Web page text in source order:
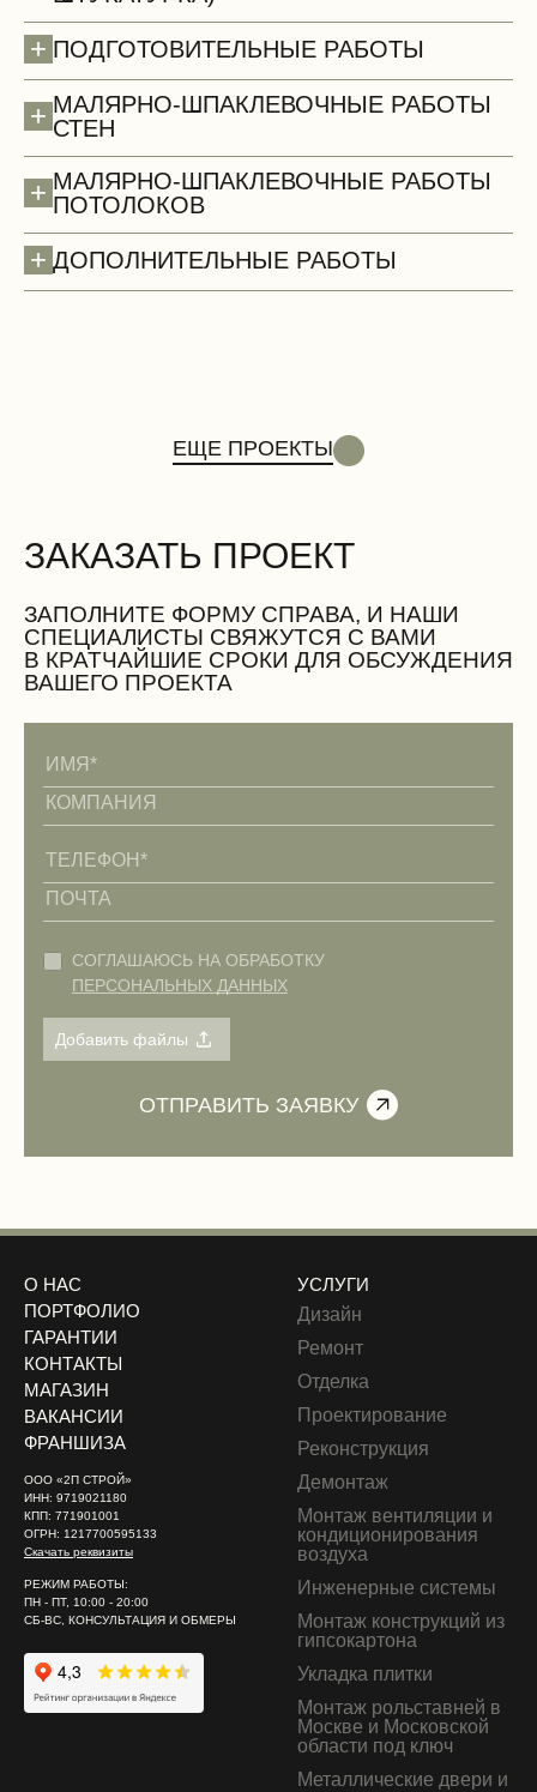
Вентиляционные работы (демонтаж)
+ ПОДГОТОВИТЕЛЬНЫЕ РАБОТЫ
+ МАЛЯРНО-ШПАКЛЕВОЧНЫЕ РАБОТЫ
СТЕН
+ МАЛЯРНО-ШПАКЛЕВОЧНЫЕ РАБОТЫ
ПОТОЛОКОВ
+ ДОПОЛНИТЕЛЬНЫЕ РАБОТЫ
ЕЩЕ ПРОЕКТЫ
ЗАКАЗАТЬ ПРОЕКТ
ЗАПОЛНИТЕ ФОРМУ СПРАВА, И НАШИ
СПЕЦИАЛИСТЫ СВЯЖУТСЯ С ВАМИ
В КРАТЧАЙШИЕ СРОКИ ДЛЯ ОБСУЖДЕНИЯ
ВАШЕГО ПРОЕКТА
СОГЛАШАЮСЬ НА ОБРАБОТКУ
ПЕРСОНАЛЬНЫХ ДАННЫХ
О НАС
ПОРТФОЛИО
ГАРАНТИИ
КОНТАКТЫ
МАГАЗИН
ВАКАНСИИ
ФРАНШИЗА
ООО «2П СТРОЙ»
ИНН: 9719021180
КПП: 771901001
ОГРН: 1217700595133
Скачать реквизиты
РЕЖИМ РАБОТЫ:
ПН - ПТ, 10:00 - 20:00
СБ-ВС, КОНСУЛЬТАЦИЯ И ОБМЕРЫ
УСЛУГИ
Дизайн
Ремонт
Отделка
Проектирование
Реконструкция
Демонтаж
Монтаж вентиляции и
кондиционирования
воздуха
Инженерные системы
Монтаж конструкций из
гипсокартона
Укладка плитки
Монтаж рольставней в
Москве и Московской
области под ключ
Металлические двери и